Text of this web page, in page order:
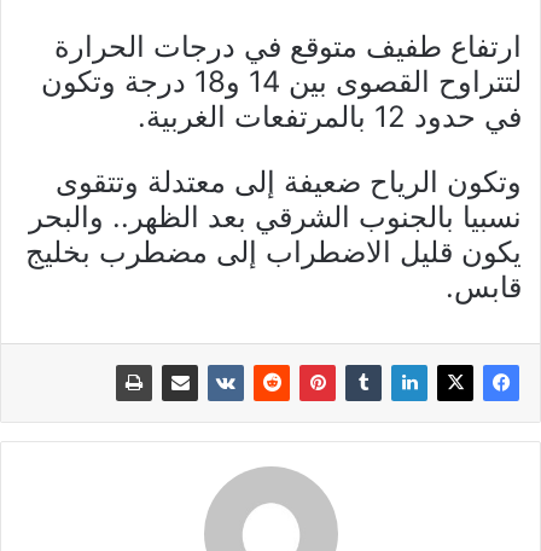
ارتفاع طفيف متوقع في درجات الحرارة
لتتراوح القصوى بين 14 و18 درجة وتكون
في حدود 12 بالمرتفعات الغربية.
وتكون الرياح ضعيفة إلى معتدلة وتتقوى
نسبيا بالجنوب الشرقي بعد الظهر.. والبحر
يكون قليل الاضطراب إلى مضطرب بخليج
قابس.